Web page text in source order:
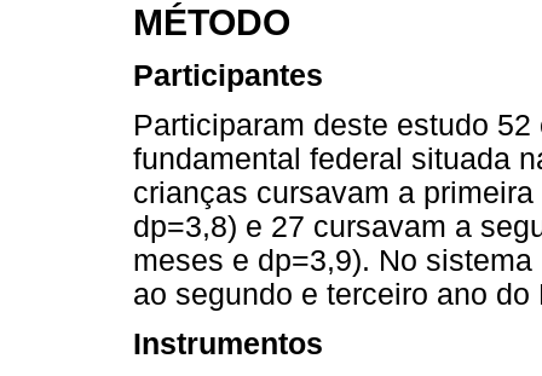
MÉTODO
Participantes
Participaram deste estudo
fundamental federal situada
crianças cursavam a
dp=3,8) e 27 cursavam a
meses e dp=3,9). No
ao segundo e terceiro ano
Instrumentos